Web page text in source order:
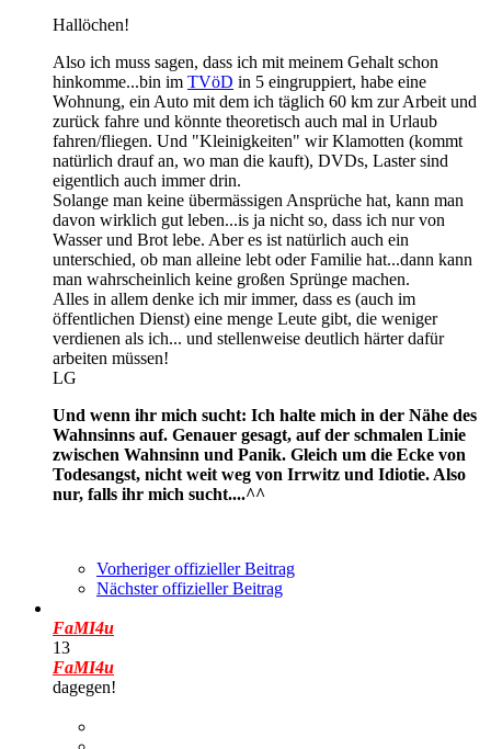
Hallöchen!
Also ich muss sagen, dass ich mit meinem Gehalt schon
hinkomme...bin im TVöD in 5 eingruppiert, habe eine
Wohnung, ein Auto mit dem ich täglich 60 km zur Arbeit und
zurück fahre und könnte theoretisch auch mal in Urlaub
fahren/fliegen. Und "Kleinigkeiten" wir Klamotten (kommt
natürlich drauf an, wo man die kauft), DVDs, Laster sind
eigentlich auch immer drin.
Solange man keine übermässigen Ansprüche hat, kann man
davon wirklich gut leben...is ja nicht so, dass ich nur von
Wasser und Brot lebe. Aber es ist natürlich auch ein
unterschied, ob man alleine lebt oder Familie hat...dann kann
man wahrscheinlich keine großen Sprünge machen.
Alles in allem denke ich mir immer, dass es (auch im
öffentlichen Dienst) eine menge Leute gibt, die weniger
verdienen als ich... und stellenweise deutlich härter dafür
arbeiten müssen!
LG
Und wenn ihr mich sucht: Ich halte mich in der Nähe des
Wahnsinns auf. Genauer gesagt, auf der schmalen Linie
zwischen Wahnsinn und Panik. Gleich um die Ecke von
Todesangst, nicht weit weg von Irrwitz und Idiotie. Also
nur, falls ihr mich sucht....^^
Vorheriger offizieller Beitrag
Nächster offizieller Beitrag
FaMI4u
13
FaMI4u
dagegen!